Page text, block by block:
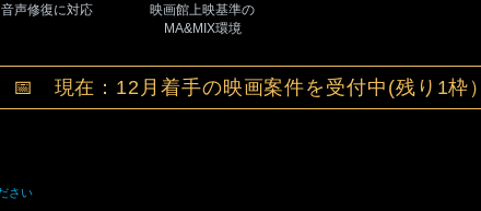
​音声修復に対応
映画館上映基準の
MA&MIX環境
📅 現在：12月着手の映画案件を受付中(残り1枠）
さい